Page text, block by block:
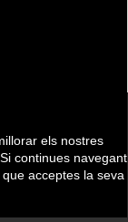
els nostres
continues navegant
acceptes la seva